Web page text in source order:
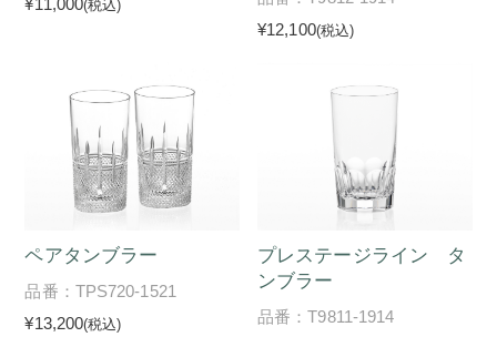
(税込)
¥12,100(税込)
ペアタンブラー
品番：TPS720-1521
¥13,200(税込)
プレステージライン タ
ンブラー
品番：T9811-1914